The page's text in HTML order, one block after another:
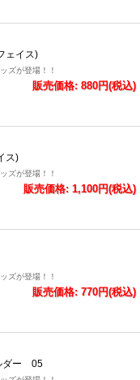
ェイス)
ズが登場！！
販売価格: 880円(税込)
ス)
ズが登場！！
販売価格: 1,100円(税込)
ズが登場！！
販売価格: 770円(税込)
ダー 05